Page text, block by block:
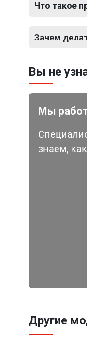
Что такое
Зачем
Вы не
Мы
знаем,
Другие